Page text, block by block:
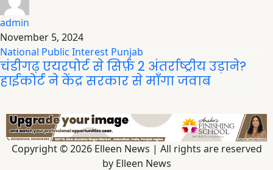
admin
November 5, 2024
National Public Interest Punjab
चंडीगढ़ एयरपोर्ट से सिर्फ़ 2 अंतर्राष्ट्रीय उड़ाने?
हाईकोर्ट ने केंद्र सरकार से माँगा जवाब
Copyright © 2026 Elleen News | All rights are reserved
by Elleen News